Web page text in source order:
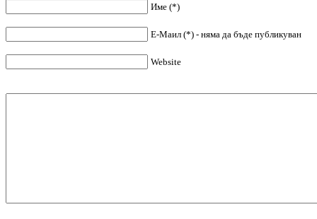
Име (*)
Е-Маил (*) - няма да бъде публикуван
Website